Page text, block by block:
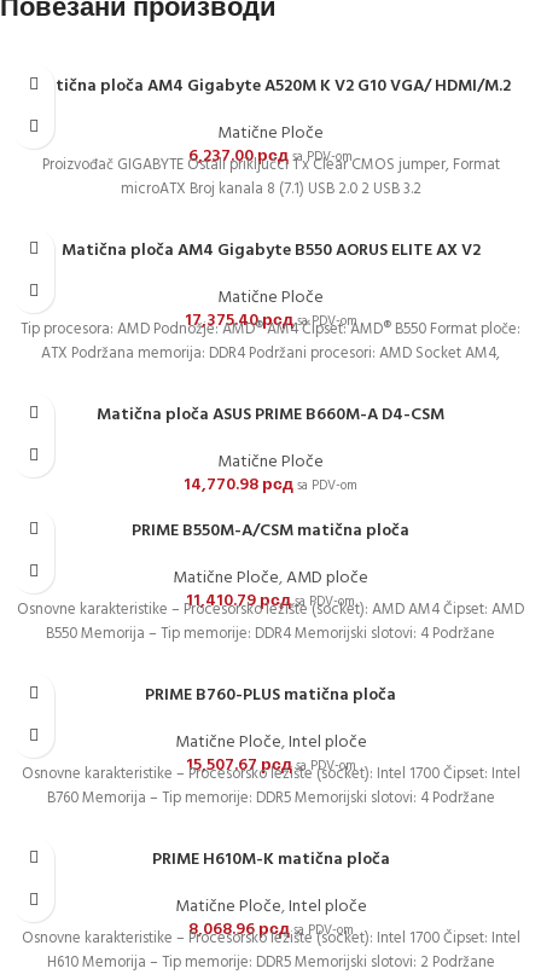
Повезани производи
Matična ploča AM4 Gigabyte A520M K V2 G10 VGA/ HDMI/M.2
Matične Ploče
6,237.00рсдsa PDV-om
Proizvođač GIGABYTE Ostali priključci 1 x Clear CMOS jumper, Format
microATX Broj kanala 8 (7.1) USB 2.0 2 USB 3.2
Matična ploča AM4 Gigabyte B550 AORUS ELITE AX V2
Matične Ploče
17,375.40рсдsa PDV-om
Tip procesora: AMD Podnožje: AMD® AM4 Čipset: AMD® B550 Format ploče:
ATX Podržana memorija: DDR4 Podržani procesori: AMD Socket AM4,
Matična ploča ASUS PRIME B660M-A D4-CSM
Matične Ploče
14,770.98рсдsa PDV-om
PRIME B550M-A/CSM matična ploča
Matične Ploče,AMD ploče
11,410.79рсдsa PDV-om
Osnovne karakteristike – Procesorsko ležište (socket): AMD AM4 Čipset: AMD
B550 Memorija – Tip memorije: DDR4 Memorijski slotovi: 4 Podržane
PRIME B760-PLUS matična ploča
Matične Ploče,Intel ploče
15,507.67рсдsa PDV-om
Osnovne karakteristike – Procesorsko ležište (socket): Intel 1700 Čipset: Intel
B760 Memorija – Tip memorije: DDR5 Memorijski slotovi: 4 Podržane
PRIME H610M-K matična ploča
Matične Ploče,Intel ploče
8,068.96рсдsa PDV-om
Osnovne karakteristike – Procesorsko ležište (socket): Intel 1700 Čipset: Intel
H610 Memorija – Tip memorije: DDR5 Memorijski slotovi: 2 Podržane